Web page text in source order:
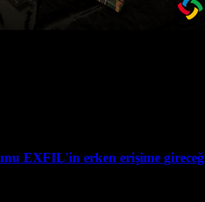
EXFIL'in erken erişime